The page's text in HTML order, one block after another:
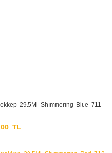
29.5Ml Shımmerıng Blue 711
TL